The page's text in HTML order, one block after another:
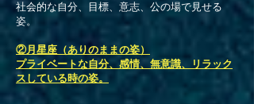
社会的な自分、目標、意志、公の場で見せる
姿。
②月星座（ありのままの姿）
プライベートな自分、感情、無意識、リラック
スしている時の姿。